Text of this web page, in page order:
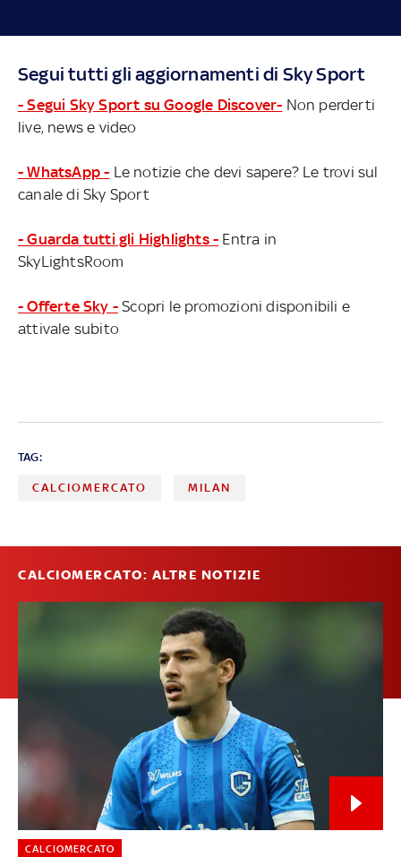
Segui tutti gli aggiornamenti di Sky Sport
- Segui Sky Sport su Google Discover- Non perderti
live, news e video
- WhatsApp - Le notizie che devi sapere? Le trovi sul
canale di Sky Sport
- Guarda tutti gli Highlights - Entra in
SkyLightsRoom
- Offerte Sky - Scopri le promozioni disponibili e
attivale subito
TAG:
CALCIOMERCATO MILAN
CALCIOMERCATO: ALTRE NOTIZIE
CALCIOMERCATO